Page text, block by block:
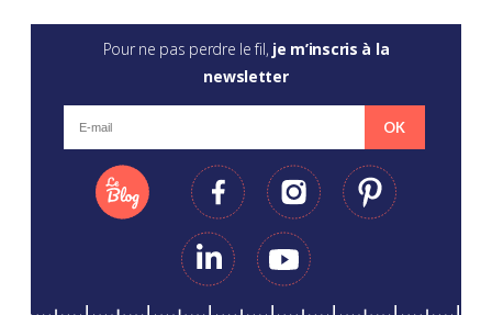
Pour ne pas perdre le fil, je m’inscris à la
newsletter
OK